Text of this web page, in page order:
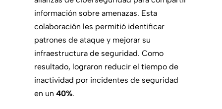
información sobre amenazas. Esta
colaboración les permitió identificar
patrones de ataque y mejorar su
infraestructura de seguridad. Como
resultado, lograron reducir el tiempo de
inactividad por incidentes de seguridad
en un 40%.